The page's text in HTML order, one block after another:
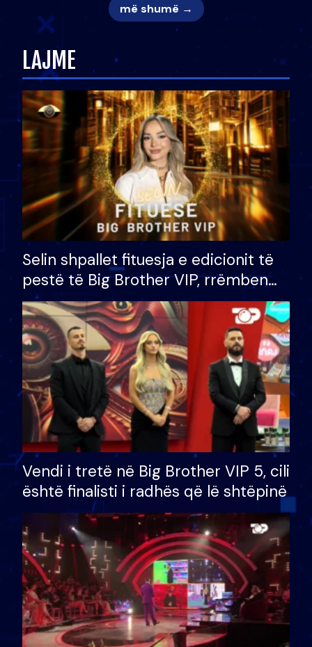
më shumë →
LAJME
Selin shpallet fituesja e edicionit të
pestë të Big Brother VIP, rrëmben
çmimin e madh prej 100 mijë eurosh
Vendi i tretë në Big Brother VIP 5, cili
është finalisti i radhës që lë shtëpinë